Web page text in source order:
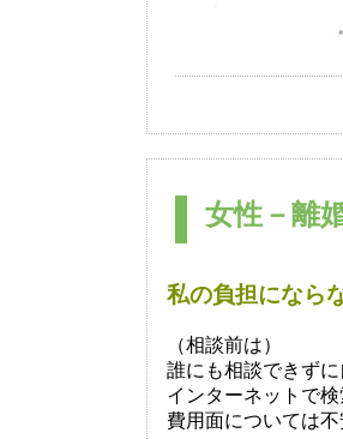
女性－離
私の負担になら
（相談前は）
誰にも相談できず
インターネットで
費用面については不